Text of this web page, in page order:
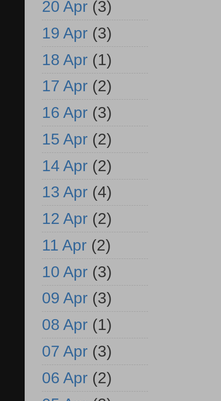
20 Apr (3)
19 Apr (3)
18 Apr (1)
17 Apr (2)
16 Apr (3)
15 Apr (2)
14 Apr (2)
13 Apr (4)
12 Apr (2)
11 Apr (2)
10 Apr (3)
09 Apr (3)
08 Apr (1)
07 Apr (3)
06 Apr (2)